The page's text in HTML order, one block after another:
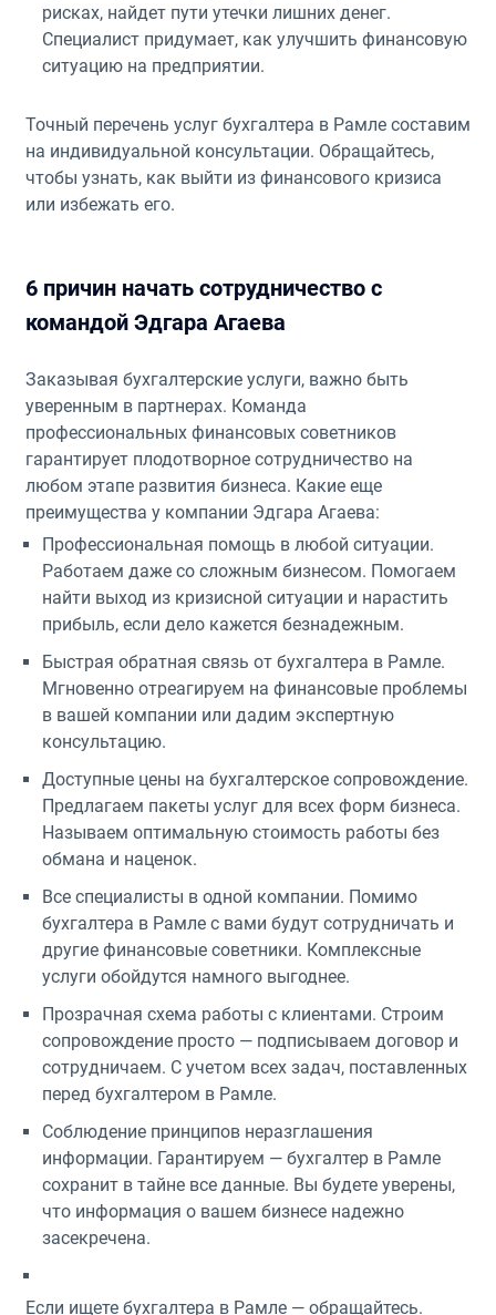
рисках, найдет пути утечки лишних денег.
Специалист придумает, как улучшить финансовую
ситуацию на предприятии.
Точный перечень услуг бухгалтера в Рамле составим
на индивидуальной консультации. Обращайтесь,
чтобы узнать, как выйти из финансового кризиса
или избежать его.
6 причин начать сотрудничество с
командой Эдгара Агаева
Заказывая бухгалтерские услуги, важно быть
уверенным в партнерах. Команда
профессиональных финансовых советников
гарантирует плодотворное сотрудничество на
любом этапе развития бизнеса. Какие еще
преимущества у компании Эдгара Агаева:
Профессиональная помощь в любой ситуации.
Работаем даже со сложным бизнесом. Помогаем
найти выход из кризисной ситуации и нарастить
прибыль, если дело кажется безнадежным.
Быстрая обратная связь от бухгалтера в Рамле.
Мгновенно отреагируем на финансовые проблемы
в вашей компании или дадим экспертную
консультацию.
Доступные цены на бухгалтерское сопровождение.
Предлагаем пакеты услуг для всех форм бизнеса.
Называем оптимальную стоимость работы без
обмана и наценок.
Все специалисты в одной компании. Помимо
бухгалтера в Рамле с вами будут сотрудничать и
другие финансовые советники. Комплексные
услуги обойдутся намного выгоднее.
Прозрачная схема работы с клиентами. Строим
сопровождение просто — подписываем договор и
сотрудничаем. С учетом всех задач, поставленных
перед бухгалтером в Рамле.
Соблюдение принципов неразглашения
информации. Гарантируем — бухгалтер в Рамле
сохранит в тайне все данные. Вы будете уверены,
что информация о вашем бизнесе надежно
засекречена.
Если ищете бухгалтера в Рамле — обращайтесь.